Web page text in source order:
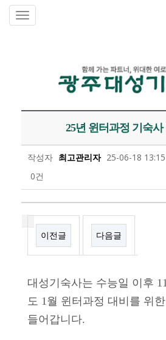
25년 윈터과정 기숙사
작성자 최고관리자 25-06-18 13:15
0건
이전글 다음글
대성기숙사는 수능일 이후
도 1월 윈터과정 대비를 위
들어갑니다.